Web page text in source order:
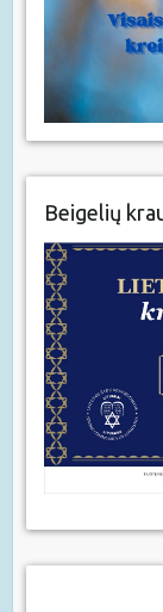
Beigelių